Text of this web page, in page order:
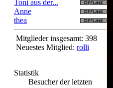
Toni aus der...
Anne
thea
Mitglieder insgesamt: 398
Neuestes Mitglied: rolli
Statistik
Besucher der letzten